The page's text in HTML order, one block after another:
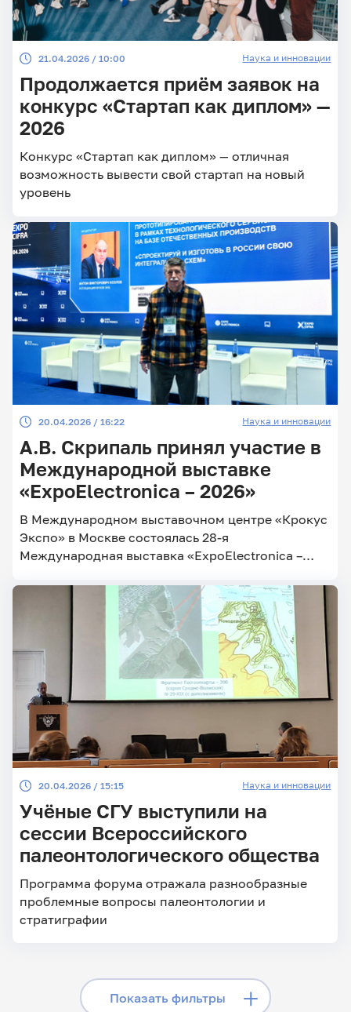
21.04.2026 / 10:00 Наука и инновации
Продолжается приём заявок на
конкурс «Стартап как диплом» —
2026
Конкурс «Стартап как диплом» — отличная
возможность вывести свой стартап на новый
уровень
20.04.2026 / 16:22 Наука и инновации
А.В. Скрипаль принял участие в
Международной выставке
«ExpoElectronica – 2026»
В Международном выставочном центре «Крокус
Экспо» в Москве состоялась 28-я
Международная выставка «ExpoElectronica –
20.04.2026 / 15:15 Наука и инновации
Учёные СГУ выступили на
сессии Всероссийского
палеонтологического общества
Программа форума отражала разнообразные
проблемные вопросы палеонтологии и
стратиграфии
Показать фильтры
Скрыть фильтры